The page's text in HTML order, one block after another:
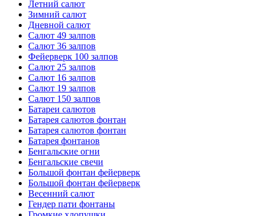
Летний салют
Зимний салют
Дневной салют
Салют 49 залпов
Салют 36 залпов
Фейерверк 100 залпов
Салют 25 залпов
Салют 16 залпов
Салют 19 залпов
Салют 150 залпов
Батареи салютов
Батарея салютов фонтан
Батарея салютов фонтан
Батарея фонтанов
Бенгальские огни
Бенгальские свечи
Большой фонтан фейерверк
Большой фонтан фейерверк
Весенний салют
Гендер пати фонтаны